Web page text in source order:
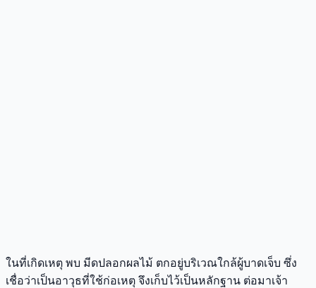
ในที่เกิดเหตุ พบ มีดปลอกผลไม้ ตกอยู่บริเวณใกล้ผู้บาดเจ็บ ซึ่ง
เชื่อว่าเป็นอาวุธที่ใช้ก่อเหตุ จึงเก็บไว้เป็นหลักฐาน ต่อมาเจ้า